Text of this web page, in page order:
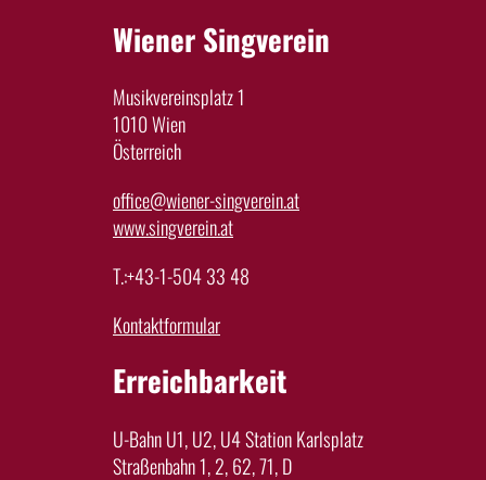
Wiener Singverein
Musikvereinsplatz 1
1010 Wien
Österreich
office@wiener-singverein.at
www.singverein.at
T.:+43-1-504 33 48
Kontaktformular
Erreichbarkeit
U-Bahn U1, U2, U4 Station Karlsplatz
Straßenbahn 1, 2, 62, 71, D